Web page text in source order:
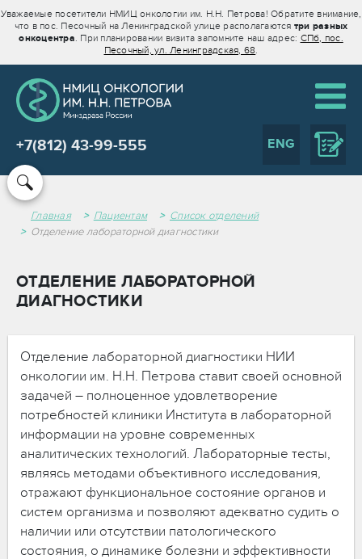
Уважаемые посетители НМИЦ онкологии им. Н.Н. Петрова! Обратите внимание,
что в пос. Песочный на Ленинградской улице располагаются три разных
онкоцентра. При планировании визита запомните наш адрес: СПб, пос.
Песочный, ул. Ленинградская, 68.
+7(812) 43-99-555 ENG
Главная Пациентам
Список отделений
Отделение лабораторной диагностики
ОТДЕЛЕНИЕ ЛАБОРАТОРНОЙ
ДИАГНОСТИКИ
Отделение лабораторной диагностики НИИ
онкологии им. Н.Н. Петрова ставит своей основной
задачей – полноценное удовлетворение
потребностей клиники Института в лабораторной
информации на уровне современных
аналитических технологий. Лабораторные тесты,
являясь методами объективного исследования,
отражают функциональное состояние органов и
систем организма и позволяют адекватно судить о
наличии или отсутствии патологического
состояния, о динамике болезни и эффективности